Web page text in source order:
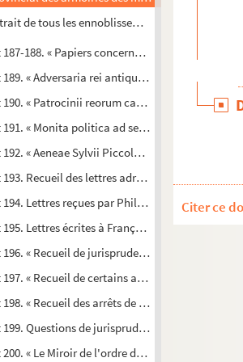
de tous les ennoblissemens enregistrez en
188. « Papiers concernans les trois Estats
189. « Adversaria rei antiquariae », a Joanne
190. « Patrocinii reorum capitis damnatorum..
191. « Monita politica ad serenissimos
192. « Aeneae Sylvii Piccolomini, Senensis
Recueil des lettres adressées à F.-X. Chiflet
194. Lettres reçues par Philippe-Eugène,
195. Lettres écrites à François-Xavier Chiflet
« Recueil de jurisprudence commencé le 1
197. « Recueil de certains arrests et raisons
« Recueil des arrêts de M. Terrier, conseiller
199. Questions de jurisprudence résolues par
200. « Le Miroir de l'ordre du Thoison d'or »,
Citer ce